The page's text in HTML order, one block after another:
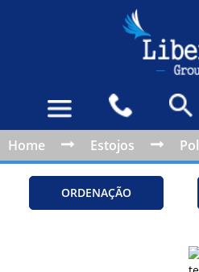
Home Estojos
ORDENAÇÃO